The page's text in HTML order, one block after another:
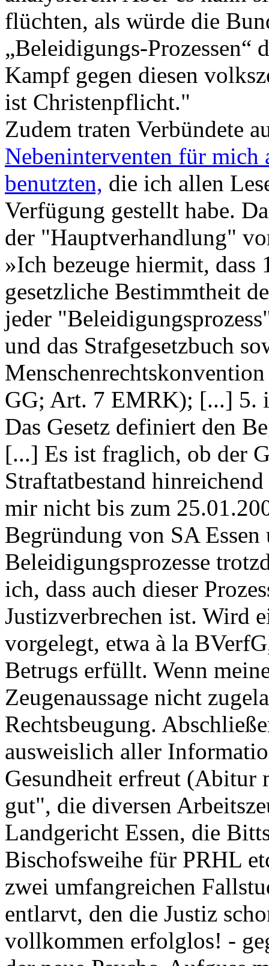
flüchten, als würde die
„Beleidigungs-Prozessen“
Kampf gegen diesen
ist Christenpflicht."
Zudem traten Verbündete
Nebeninterventen für mich
benutzten, die ich allen
Verfügung gestellt habe.
der "Hauptverhandlung"
»Ich bezeuge hiermit,
gesetzliche Bestimmtheit
jeder
und das Strafgesetzbuch
GG; Art. 7 EMRK); [...]
Das Gesetz definiert den
[...] Es ist fraglich, ob der
Straftatbestand
mir nicht bis zum
Begründung von SA
Beleidigungsprozesse
ich, dass auch dieser
Justizverbrechen ist. Wird
vorgelegt, etwa à la
Betrugs erfüllt. Wenn
Zeugenaussage nicht
Rechtsbeugung.
ausweislich aller
Gesundheit erfreut
gut", die diversen
Landgericht Essen, die
Bischofsweihe für PRHL
zwei umfangreichen
entlarvt, den die Justiz
vollkommen erfolglos! -